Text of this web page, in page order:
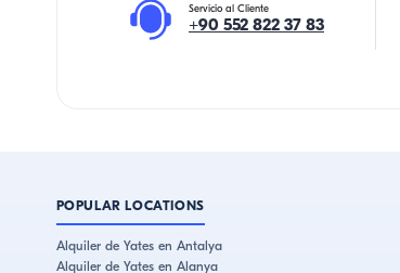
Servicio al Cliente
+90 552 822 37 83
POPULAR LOCATIONS
Alquiler de Yates en Antalya
Alquiler de Yates en Alanya